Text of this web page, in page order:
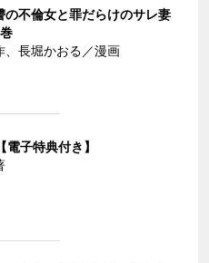
の不倫女と罪だらけのサレ妻
、長堀かおる／漫画
子特典付き】